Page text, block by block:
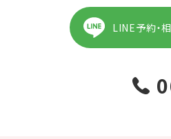
LINE予約・